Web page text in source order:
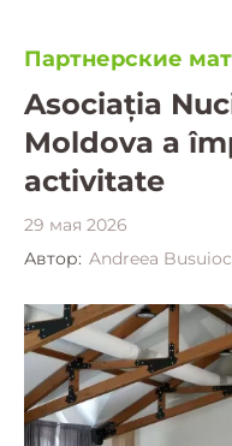
Партнерские
Asociația
Moldova a
activitate
29 мая 2026
Автор: Andreea Busuioc